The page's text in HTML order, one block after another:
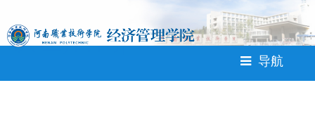
365英国上市公司(CHN-VIP
认证)官网|Official Website<
导航